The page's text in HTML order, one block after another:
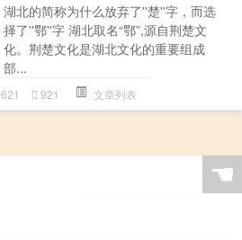
湖北的简称为什么放弃了''楚''字，而选
择了''鄂''字 湖北取名“鄂”,源自荆楚文
化。荆楚文化是湖北文化的重要组成
部...
621 921 文章列表
☚